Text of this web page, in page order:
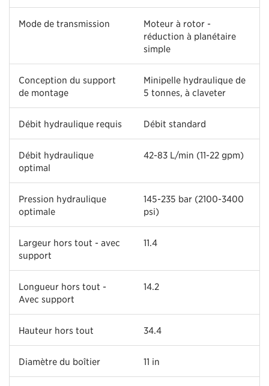
Mode de transmission
Moteur à rotor -
réduction à planétaire
simple
Conception du support
de montage
Minipelle hydraulique de
5 tonnes, à claveter
Débit hydraulique requis Débit standard
Débit hydraulique
optimal
42-83 L/min (11-22 gpm)
Pression hydraulique
optimale
145-235 bar (2100-3400
psi)
Largeur hors tout - avec
support
11.4
Longueur hors tout -
Avec support
14.2
Hauteur hors tout 34.4
Diamètre du boîtier 11 in